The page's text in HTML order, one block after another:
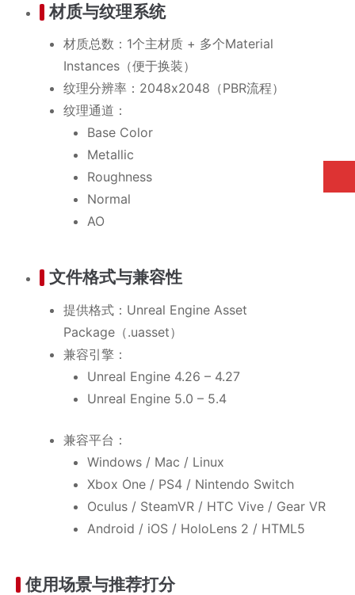
材质与纹理系统
材质总数：1个主材质 + 多个Material
Instances（便于换装）
纹理分辨率：2048x2048（PBR流程）
纹理通道：
Base Color
Metallic
Roughness
Normal
AO
文件格式与兼容性
提供格式：Unreal Engine Asset
Package（.uasset）
兼容引擎：
Unreal Engine 4.26 – 4.27
Unreal Engine 5.0 – 5.4
兼容平台：
Windows / Mac / Linux
Xbox One / PS4 / Nintendo Switch
Oculus / SteamVR / HTC Vive / Gear VR
Android / iOS / HoloLens 2 / HTML5
使用场景与推荐打分